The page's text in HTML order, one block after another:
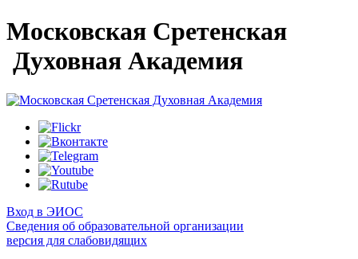
Московская Сретенская
Духовная Академия
Вход в ЭИОС
Сведения об образовательной организации
версия для слабовидящих